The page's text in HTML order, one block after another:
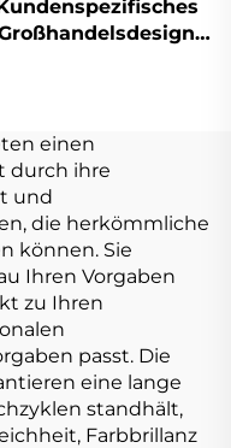
Plüsch
kundenspezifisch
einen
durch ihre
und
die herkömmliche
können. Sie
Ihren Vorgaben
zu Ihren
passt. Die
eine lange
standhält,
Farbbrillanz